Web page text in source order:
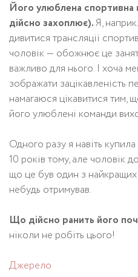
Його улюблена
дійсно захоплює).Я,
дивитися трансляції
чоловік — обожнює це
важливо для нього. І хоча
зображати зацікавленість
намагаюся цікавитися тим,
його улюблені команди
Одного разу я навіть
10 років тому, але чоловік
що це був один з найкращих
небудь отримував.
Що дійсно ранить його
ніколи не робіть цього!
Джерело